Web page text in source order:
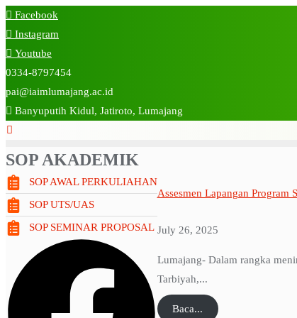
Skip
to
content
Facebook
Instagram
Youtube
0334-8797454
pai@iaimlumajang.ac.id
Banyuputih Kidul, Jatiroto, Lumajang
SOP AKADEMIK
SOP AWAL PERKULIAHAN
SOP UTS/UAS
SOP SEMINAR PROPOSAL
Assesmen Lapangan
July 26, 2025
Lumajang- Dalam rangka
Tarbiyah,...
Baca...